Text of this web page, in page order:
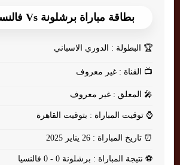
بطاقة مباراة برشلونة Vs فالنسيا
🏆 البطولة : الدوري الاسباني
📺 القناة : غير معروف
🎤 المعلق : غير معروف
⌚ توقيت المباراة : بتوقيت القاهرة
⏰ تاريخ المباراة : 26 يناير 2025
⚽ نتيجة المباراة : برشلونة 0 - 0 فالنسيا